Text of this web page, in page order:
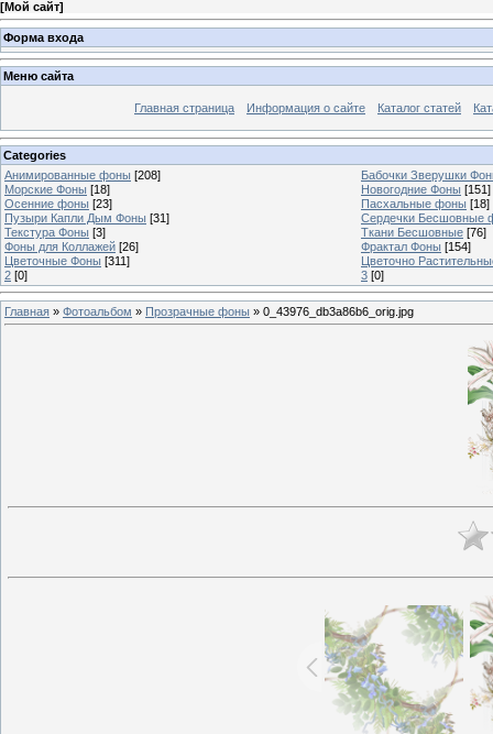
[Мой сайт]
Форма входа
Меню сайта
Главная страница Информация о сайте Каталог статей
Categories
Анимированные фоны [208]
Бабочки Зверушки
Морские Фоны [18] Новогодние Фоны [151]
Осенние фоны [23] Пасхальные фоны [18]
Пузыри Капли Дым Фоны [31]
Сердечки Бесшовные
Текстура Фоны [3] Ткани Бесшовные [76]
Фоны для Коллажей [26] Фрактал Фоны [154]
Цветочные Фоны [311]
Цветочно
2 [0] 3 [0]
Главная » Фотоальбом » Прозрачные фоны » 0_43976_db3a86b6_orig.jpg